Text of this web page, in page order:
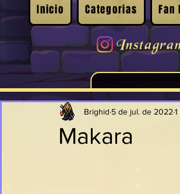
Inicio Categorias Fan
Makara
Brighid 5 de jul. de 2022